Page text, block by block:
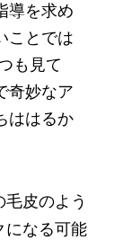
導を求め
ことでは
も見て
奇妙なア
ははるか
皮のよう
になる可能